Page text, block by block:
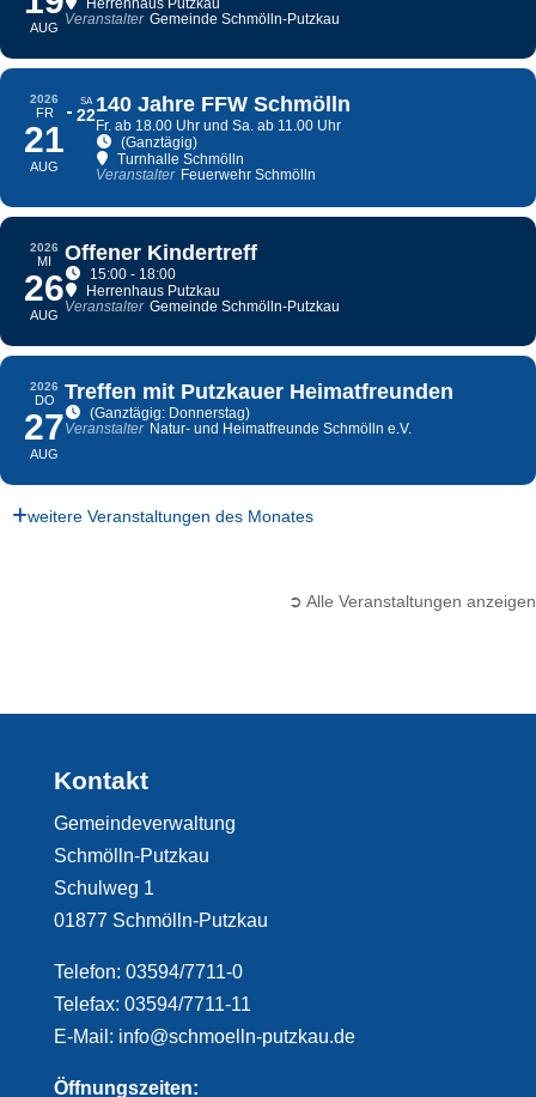
AUG
Herrenhaus Putzkau
Veranstalter Gemeinde Schmölln-Putzkau
2026
FR
21
AUG
SA
22140 Jahre FFW Schmölln
Fr. ab 18.00 Uhr und Sa. ab 11.00 Uhr
(Ganztägig)
Turnhalle Schmölln
Veranstalter Feuerwehr Schmölln
2026
MI
26
AUG
Offener Kindertreff
15:00 - 18:00
Herrenhaus Putzkau
Veranstalter Gemeinde Schmölln-Putzkau
2026
DO
27
AUG
Treffen mit Putzkauer Heimatfreunden
(Ganztägig: Donnerstag)
Veranstalter Natur- und Heimatfreunde Schmölln e.V.
weitere Veranstaltungen des Monates
➲ Alle Veranstaltungen anzeigen
Kontakt
Gemeindeverwaltung
Schmölln-Putzkau
Schulweg 1
01877 Schmölln-Putzkau
Telefon: 03594/7711-0
Telefax: 03594/7711-11
E-Mail: info@schmoelln-putzkau.de
Öffnungszeiten: